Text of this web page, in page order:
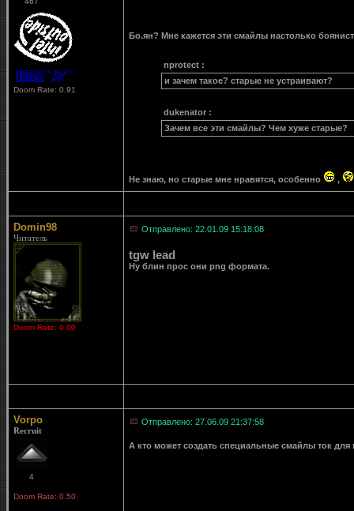
Doom Rate: 0.91
Бо.ян? Мне кажется эти смайлы настолько
nprotect :
и зачем такое? старые не устраивают?
dukenator :
Зачем все эти смайлы? Чем хуже старые?
Не знаю, но старые мне нравятся, особенно ,
Domin98
Читатель
Doom Rate: 0.00
Отправлено: 22.01.09 15:18:08
tgw lead
Ну блин прос они png формата.
Vorpo
Recruit
4
Doom Rate: 0.50
Отправлено: 27.06.09 21:37:58
А кто может создать специальные смайлы ток